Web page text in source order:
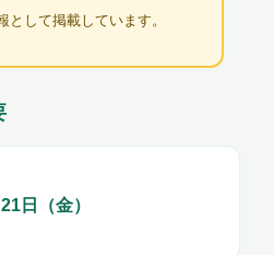
して掲載しています。
日（金）